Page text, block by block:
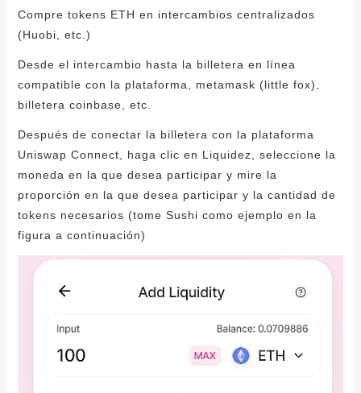
Compre tokens ETH en intercambios centralizados
(Huobi, etc.)
Desde el intercambio hasta la billetera en línea
compatible con la plataforma, metamask (little fox),
billetera coinbase, etc.
Después de conectar la billetera con la plataforma
Uniswap Connect, haga clic en Liquidez, seleccione la
moneda en la que desea participar y mire la
proporción en la que desea participar y la cantidad de
tokens necesarios (tome Sushi como ejemplo en la
figura a continuación)